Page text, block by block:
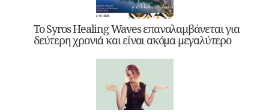
Το Syros Healing Waves επαναλαμβάνεται για
δεύτερη χρονιά και είναι ακόμα μεγαλύτερο